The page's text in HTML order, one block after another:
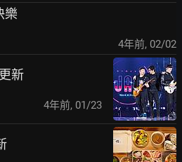
樂
4年前, 02/02
新
4年前, 01/23